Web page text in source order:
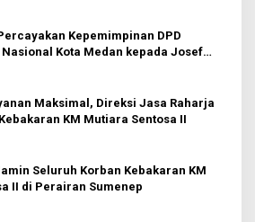
Kepemimpinan DPD
Kota Medan kepada Josef
Maksimal, Direksi Jasa Raharja
KM Mutiara Sentosa II
Seluruh Korban Kebakaran KM
II di Perairan Sumenep